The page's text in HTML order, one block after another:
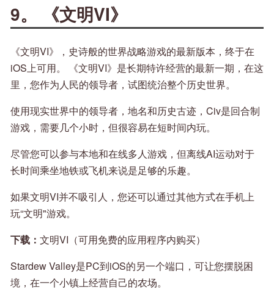
9。 《文明VI》
《文明VI》，史诗般的世界战略游戏的最新版本，终于在
iOS上可用。 《文明VI》是长期特许经营的最新一期，在这
里，您作为人民的领导者，试图统治整个历史世界。
使用现实世界中的领导者，地名和历史古迹，Civ是回合制
游戏，需要几个小时，但很容易在短时间内玩。
尽管您可以参与本地和在线多人游戏，但离线AI运动对于
长时间乘坐地铁或飞机来说是足够的乐趣。
如果文明VI并不吸引人，您还可以通过其他方式在手机上
玩“文明"游戏。
下载： 文明VI（可用免费的应用程序内购买）
Stardew Valley是PC到iOS的另一个端口，可让您摆脱困
境，在一个小镇上经营自己的农场。